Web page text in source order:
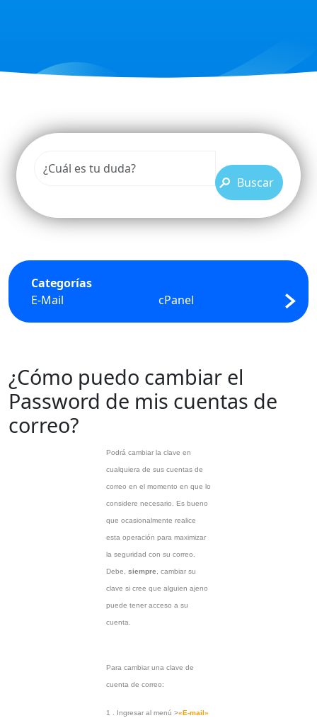
Buscar
Categorías
E-Mail
cPanel FTP
¿Cómo puedo cambiar el
Password de mis cuentas de
correo?
Podrá cambiar la clave en
cualquiera de sus cuentas de
correo en el momento en que lo
considere necesario. Es bueno
que ocasionalmente realice
esta operación para maximizar
la seguridad con su correo.
Debe, siempre , cambiar su
clave si cree que alguien ajeno
puede tener acceso a su
cuenta.
Para cambiar una clave de
cuenta de correo:
1 . Ingresar al menú >«E-mail»